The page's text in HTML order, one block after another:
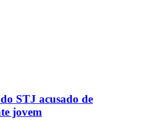
STJ acusado de
jovem